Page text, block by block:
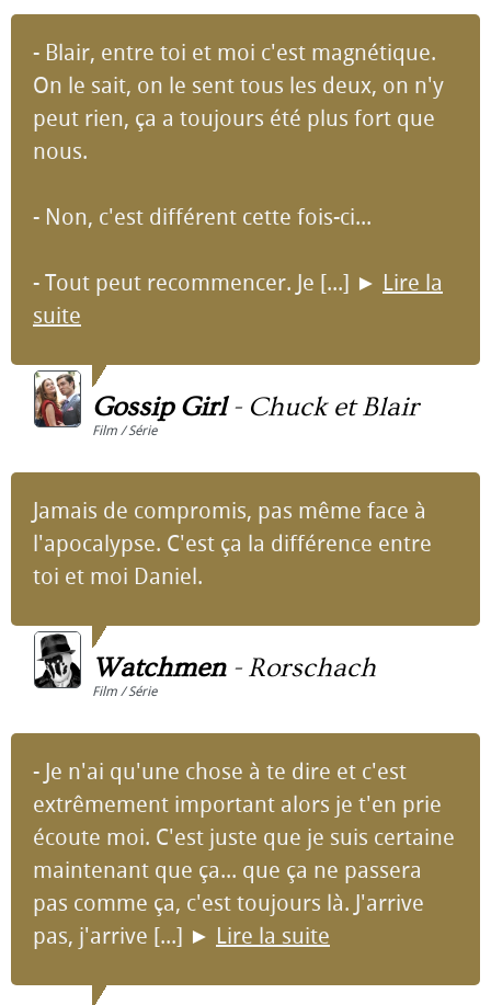
- Blair, entre toi et moi c'est magnétique.
On le sait, on le sent tous les deux, on n'y
peut rien, ça a toujours été plus fort que
nous.
- Non, c'est différent cette fois-ci...
- Tout peut recommencer. Je [...] ► Lire la
suite
Gossip Girl- Chuck et Blair
Film / Série
Jamais de compromis, pas même face à
l'apocalypse. C'est ça la différence entre
toi et moi Daniel.
Watchmen- Rorschach
Film / Série
- Je n'ai qu'une chose à te dire et c'est
extrêmement important alors je t'en prie
écoute moi. C'est juste que je suis certaine
maintenant que ça... que ça ne passera
pas comme ça, c'est toujours là. J'arrive
pas, j'arrive [...] ► Lire la suite